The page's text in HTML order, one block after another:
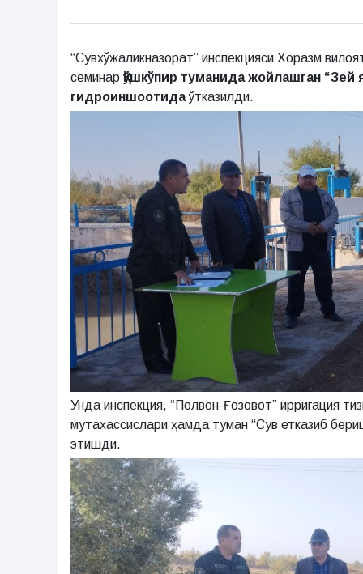
“Сувхўжаликназорат” инспекцияси Хоразм
семинар Қўшкўпир туманида жойлашган “Зей
гидроиншоотидаўтказилди.
Унда инспекция, “Полвон-Ғозовот” ирригация
мутахассислари ҳамда туман “Сув етказиб
этишди.